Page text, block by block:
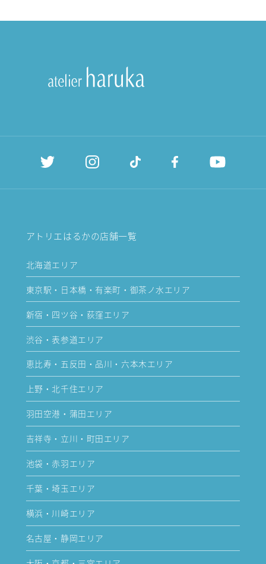
アトリエはるかの店舗一覧
北海道エリア
東京駅・日本橋・有楽町・御茶ノ水エリア
新宿・四ツ谷・荻窪エリア
渋谷・表参道エリア
恵比寿・五反田・品川・六本木エリア
上野・北千住エリア
羽田空港・蒲田エリア
吉祥寺・立川・町田エリア
池袋・赤羽エリア
千葉・埼玉エリア
横浜・川崎エリア
名古屋・静岡エリア